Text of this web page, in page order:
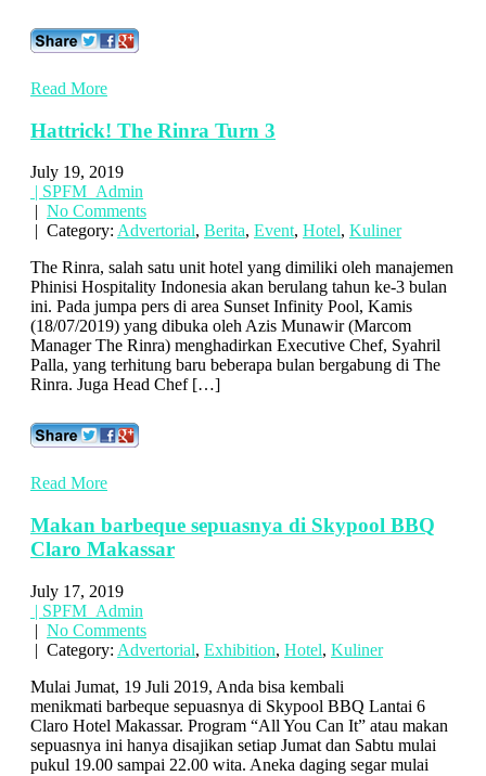
Read More
Hattrick! The Rinra Turn 3
July 19, 2019
| SPFM_Admin
| No Comments
| Category: Advertorial, Berita, Event, Hotel, Kuliner
The Rinra, salah satu unit hotel yang dimiliki oleh manajemen
Phinisi Hospitality Indonesia akan berulang tahun ke-3 bulan
ini. Pada jumpa pers di area Sunset Infinity Pool, Kamis
(18/07/2019) yang dibuka oleh Azis Munawir (Marcom
Manager The Rinra) menghadirkan Executive Chef, Syahril
Palla, yang terhitung baru beberapa bulan bergabung di The
Rinra. Juga Head Chef […]
Read More
Makan barbeque sepuasnya di Skypool BBQ
Claro Makassar
July 17, 2019
| SPFM_Admin
| No Comments
| Category: Advertorial, Exhibition, Hotel, Kuliner
Mulai Jumat, 19 Juli 2019, Anda bisa kembali
menikmati barbeque sepuasnya di Skypool BBQ Lantai 6
Claro Hotel Makassar. Program “All You Can It” atau makan
sepuasnya ini hanya disajikan setiap Jumat dan Sabtu mulai
pukul 19.00 sampai 22.00 wita. Aneka daging segar mulai